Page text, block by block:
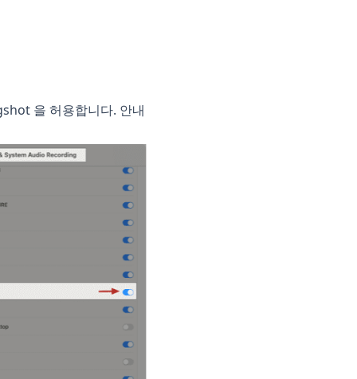
을 허용합니다. 안내